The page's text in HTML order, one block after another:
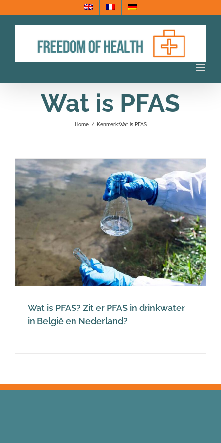
naar
Wat is PFAS
Home / Kenmerk:Wat is PFAS
Wat is PFAS? Zit er PFAS in drinkwater
in België en Nederland?